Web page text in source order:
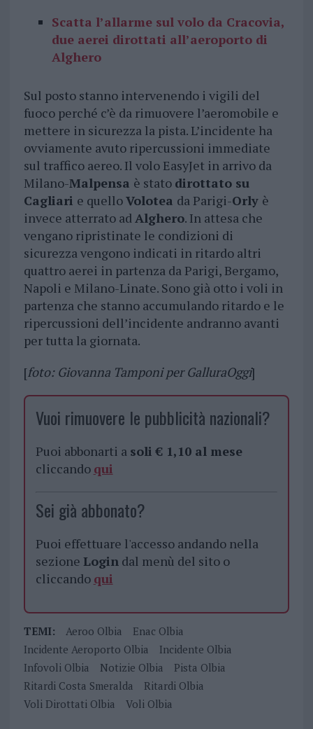
Scatta l’allarme sul volo da Cracovia,
due aerei dirottati all’aeroporto di
Alghero
Sul posto stanno intervenendo i vigili del
fuoco perché c’è da rimuovere l’aeromobile e
mettere in sicurezza la pista. L’incidente ha
ovviamente avuto ripercussioni immediate
sul traffico aereo. Il volo EasyJet in arrivo da
Milano-Malpensa è stato dirottato su
Cagliari e quelloVolotea da Parigi-Orly è
invece atterrato adAlghero. In attesa che
vengano ripristinate le condizioni di
sicurezza vengono indicati in ritardo altri
quattro aerei in partenza da Parigi, Bergamo,
Napoli e Milano-Linate. Sono già otto i voli in
partenza che stanno accumulando ritardo e le
ripercussioni dell’incidente andranno avanti
per tutta la giornata.
[foto: Giovanna Tamponi per GalluraOggi]
Vuoi rimuovere le pubblicità nazionali?
Puoi abbonarti a soli € 1,10 al mese
cliccando qui
Sei già abbonato?
Puoi effettuare l'accesso andando nella
sezione Logindal menù del sito o
cliccando qui
TEMI: Aeroo Olbia
Enac Olbia
Incidente Aeroporto Olbia
Incidente Olbia
Infovoli Olbia
Notizie Olbia
Pista Olbia
Ritardi Costa Smeralda
Ritardi Olbia
Voli Dirottati Olbia
Voli Olbia